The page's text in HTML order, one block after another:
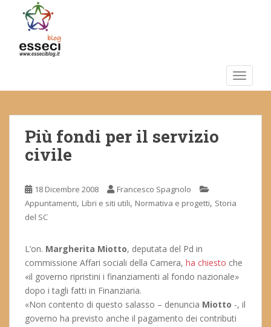
m
Più fondi per il servizio
civile
18 Dicembre 2008
Francesco Spagnolo
Appuntamenti, Libri e siti utili, Normativa e progetti, Storia
del SC
L’on. Margherita Miotto, deputata del Pd in
commissione Affari sociali della Camera, ha chiesto che
«il governo ripristini i finanziamenti al fondo nazionale»
dopo i tagli fatti in Finanziaria.
«Non contento di questo salasso – denuncia Miotto -, il
governo ha previsto anche il pagamento dei contributi